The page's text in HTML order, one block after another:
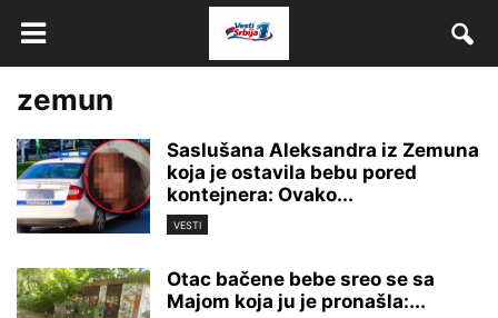
zemun
Saslušana Aleksandra iz Zemuna
koja je ostavila bebu pored
kontejnera: Ovako...
VESTI
Otac bačene bebe sreo se sa
Majom koja ju je pronašla:...